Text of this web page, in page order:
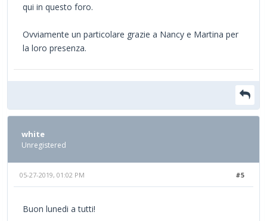
qui in questo foro.
Ovviamente un particolare grazie a Nancy e Martina per
la loro presenza.
white
Unregistered
#5
05-27-2019, 01:02 PM
Buon lunedi a tutti!